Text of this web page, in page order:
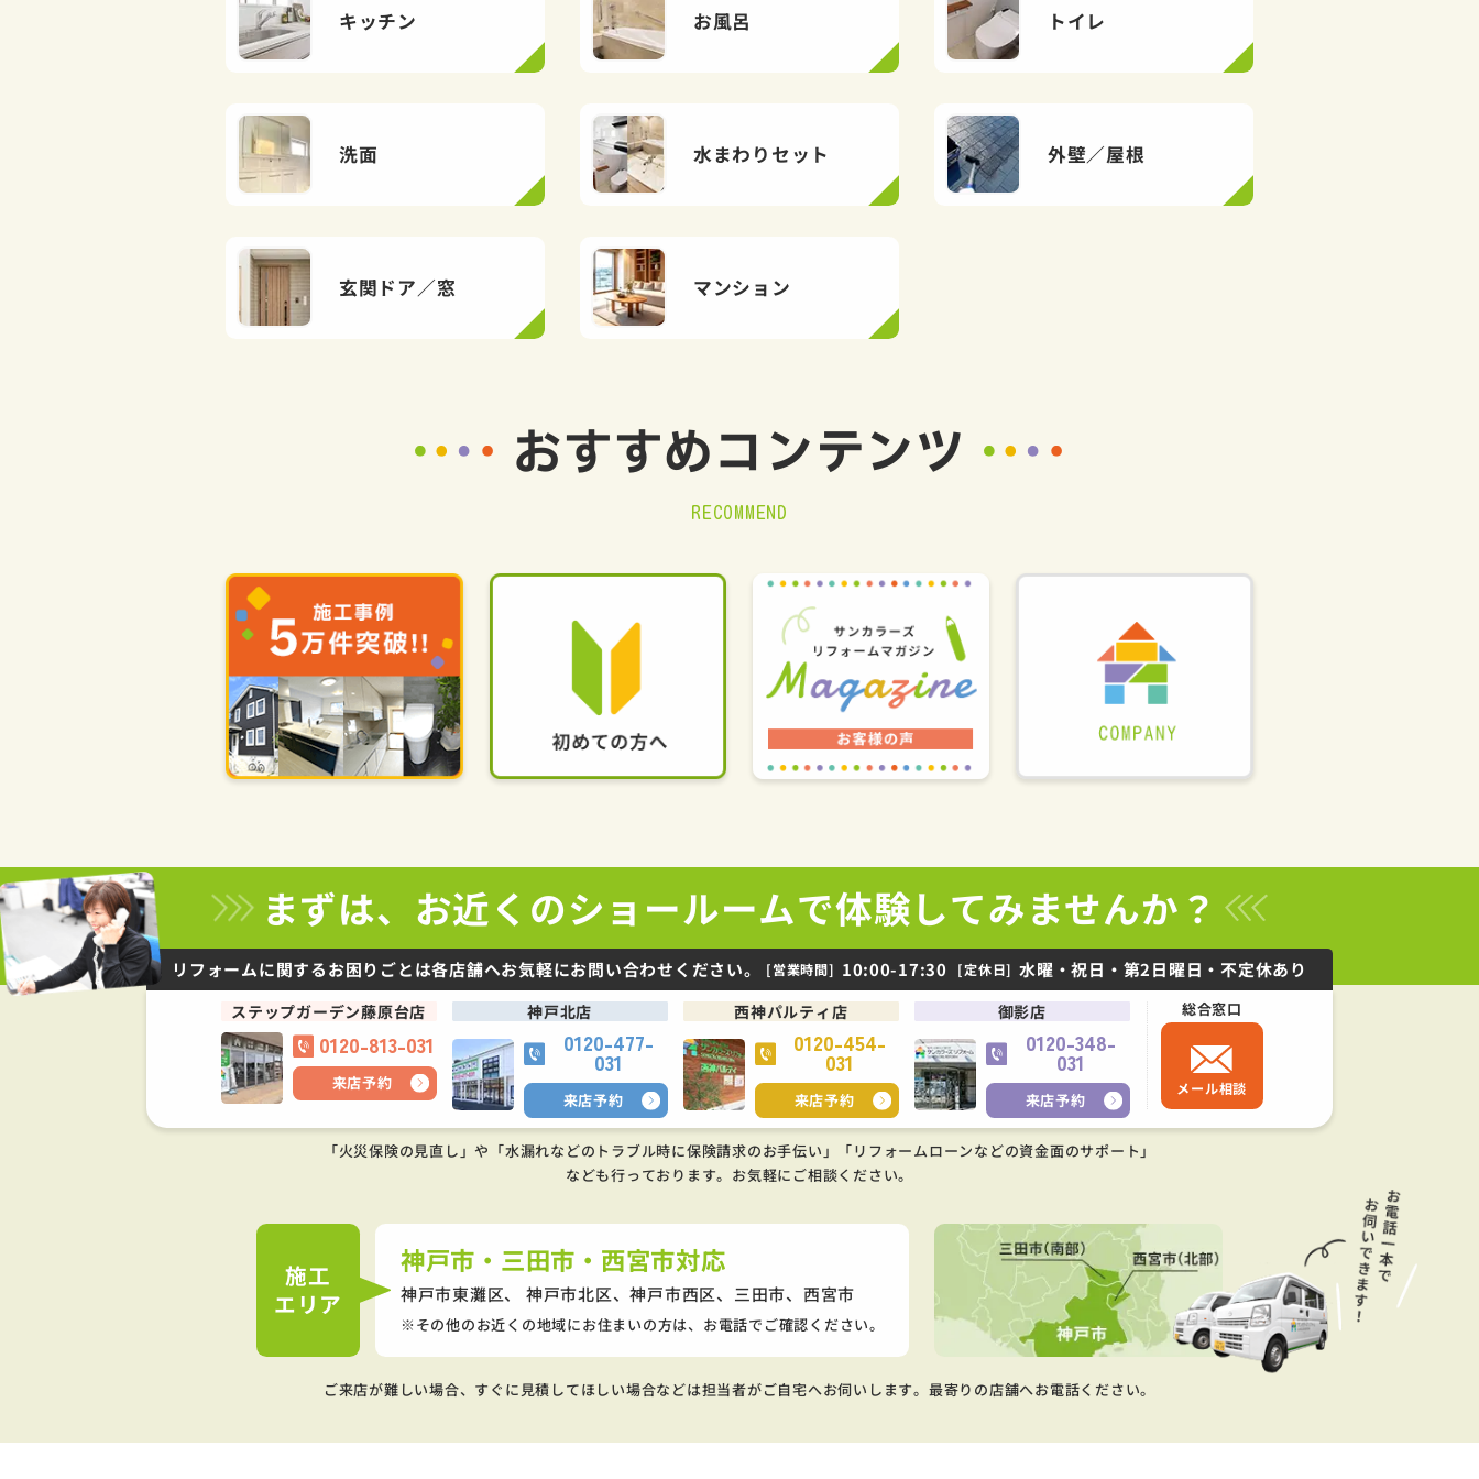
キッチン お風呂 トイレ
洗面 水まわりセット 外壁／屋根
玄関ドア／窓 マンション
おすすめコンテンツ
RECOMMEND
まずは、お近くのショールームで体験してみませんか？
リフォームに関するお困りごとは各店舗へお気軽にお問い合わせください。 [営業時間] 10:00-17:30 [定休日] 水曜・祝日・第2日曜日・不定休あり
ステップガーデン藤原台店
0120-813-031
来店予約
神戸北店
0120-477-
031
来店予約
西神パルティ店
0120-454-
031
来店予約
御影店
0120-348-
031
来店予約
総合窓口
メール相談
「火災保険の見直し」や「水漏れなどのトラブル時に保険請求のお手伝い」「リフォームローンなどの資金面のサポート」
なども行っております。 お気軽にご相談ください。
施工
エリア
神戸市・三田市・西宮市対応
神戸市東灘区、 神戸市北区、神戸市西区、 三田市、西宮市
その他のお近くの地域にお住まいの方は、お電話でご確認ください。
ご来店が難しい場合、すぐに見積してほしい場合などは担当者がご自宅へお伺いします。最寄りの店舗へお電話ください。